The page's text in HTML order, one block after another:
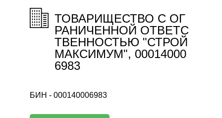
ТОВАРИЩЕСТВО С ОГ
РАНИЧЕННОЙ ОТВЕТС
ТВЕННОСТЬЮ "СТРОЙ
МАКСИМУМ", 00014000
6983
БИН - 000140006983